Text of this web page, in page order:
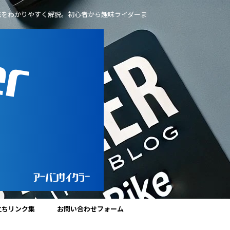
わかりやすく解説。初心者から趣味ライダーま
リンク集 お問い合わせフォーム